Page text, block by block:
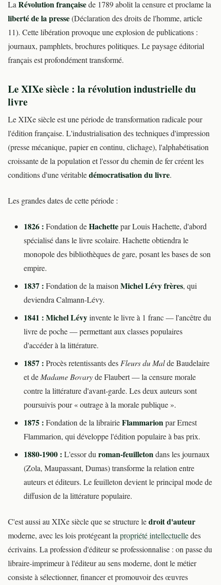
LaRévolution françaisede 1789 abolit la censure et proclame la
liberté de la presse(Déclaration des droits de l'homme, article
11). Cette libération provoque une explosion de publications :
journaux, pamphlets, brochures politiques. Le paysage éditorial
français est profondément transformé.
Le XIXe siècle : la révolution industrielle du
livre
Le XIXe siècle est une période de transformation radicale pour
l'édition française. L'industrialisation des techniques d'impression
(presse mécanique, papier en continu, clichage), l'alphabétisation
croissante de la population et l'essor du chemin de fer créent les
conditions d'une véritabledémocratisation du livre.
Les grandes dates de cette période :
1826 : Fondation deHachettepar Louis Hachette, d'abord
spécialisé dans le livre scolaire. Hachette obtiendra le
monopole des bibliothèques de gare, posant les bases de son
empire.
1837 : Fondation de la maisonMichel Lévy frères, qui
deviendra Calmann-Lévy.
1841 : Michel Lévyinvente le livre à 1 franc — l'ancêtre du
livre de poche — permettant aux classes populaires
d'accéder à la littérature.
1857 : Procès retentissants desFleurs du Malde Baudelaire
et deMadame Bovaryde Flaubert — la censure morale
contre la littérature d'avant-garde. Les deux auteurs sont
poursuivis pour « outrage à la morale publique ».
1875 : Fondation de la librairieFlammarionpar Ernest
Flammarion, qui développe l'édition populaire à bas prix.
1880-1900 : L'essor duroman-feuilletondans les journaux
(Zola, Maupassant, Dumas) transforme la relation entre
auteurs et éditeurs. Le feuilleton devient le principal mode de
diffusion de la littérature populaire.
C'est aussi au XIXe siècle que se structure ledroit d'auteur
moderne, avec les lois protégeant lapropriété intellectuelledes
écrivains. La profession d'éditeur se professionnalise : on passe du
libraire-imprimeur à l'éditeur au sens moderne, dont le métier
consiste à sélectionner, financer et promouvoir des œuvres